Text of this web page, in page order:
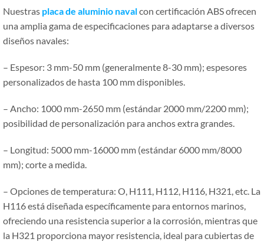
Nuestras placa de aluminio navalcon certificación ABS ofrecen
una amplia gama de especificaciones para adaptarse a diversos
diseños navales:
– Espesor: 3 mm-50 mm (generalmente 8-30 mm); espesores
personalizados de hasta 100 mm disponibles.
– Ancho: 1000 mm-2650 mm (estándar 2000 mm/2200 mm);
posibilidad de personalización para anchos extra grandes.
– Longitud: 5000 mm-16000 mm (estándar 6000 mm/8000
mm); corte a medida.
– Opciones de temperatura: O, H111, H112, H116, H321, etc. La
H116 está diseñada específicamente para entornos marinos,
ofreciendo una resistencia superior a la corrosión, mientras que
la H321 proporciona mayor resistencia, ideal para cubiertas de